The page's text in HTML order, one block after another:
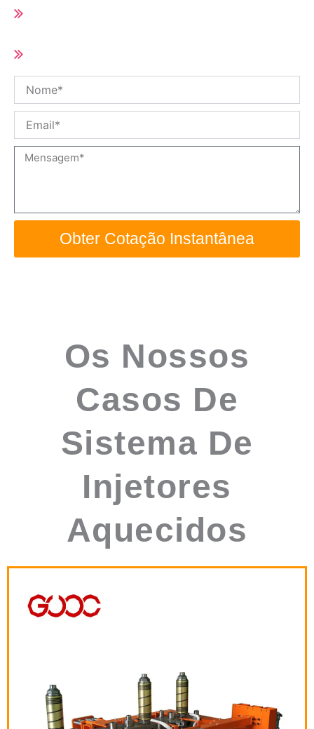
Mensagem
Obter Cotação Instantânea
Os Nossos
Casos De
Sistema De
Injetores
Aquecidos